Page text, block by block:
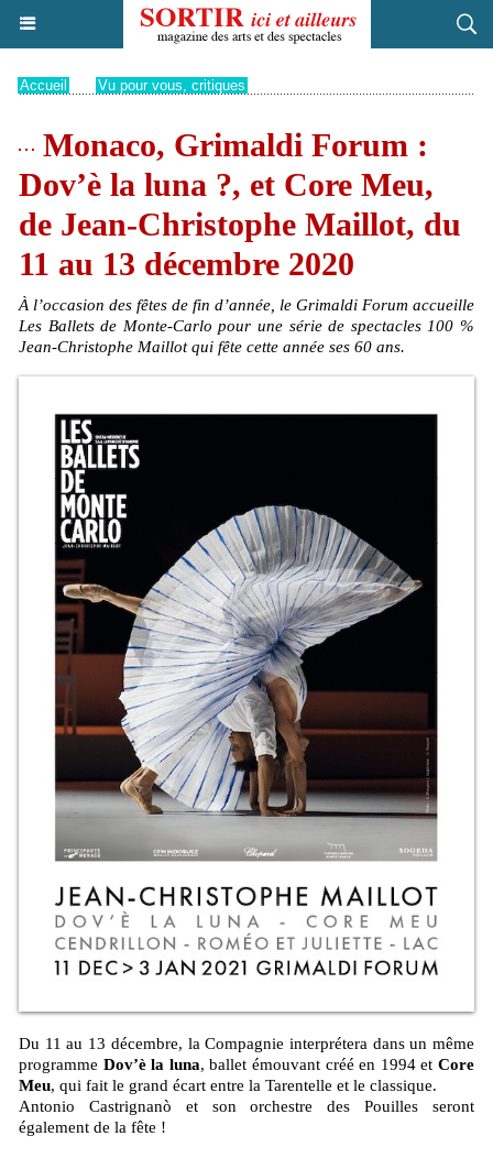
Accueil Vu pour vous, critiques
Monaco, Grimaldi Forum :
Dov’è la luna ?, et Core Meu,
de Jean-Christophe Maillot, du
11 au 13 décembre 2020
À l’occasion des fêtes de fin d’année, le Grimaldi Forum accueille
Les Ballets de Monte-Carlo pour une série de spectacles 100 %
Jean-Christophe Maillot qui fête cette année ses 60 ans.
Du 11 au 13 décembre, la Compagnie interprétera dans un même
programme Dov’è la luna, ballet émouvant créé en 1994 etCore
Meu, qui fait le grand écart entre la Tarentelle et le classique.
Antonio Castrignanò et son orchestre des Pouilles seront
également de la fête !